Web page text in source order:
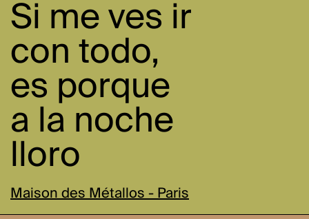
Si me ves ir
con todo,
es porque
a la noche
lloro
Maison des Métallos - Paris